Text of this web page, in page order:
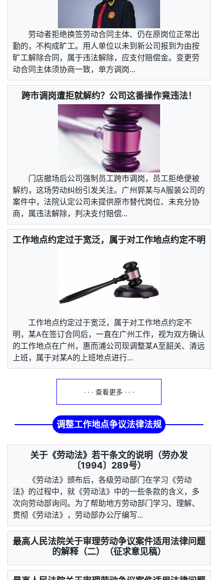
劳动者拒绝换签劳动合同主体、仍在原岗位正常出
勤的，不构成旷工。用人单位以未到新公司报到为由按
旷工解除合同，属于违法解除，应支付赔偿金。变更劳
动合同主体须协商一致，单方调岗...
跨市调岗遭拒就解约？公司这番操作竟违法！
门店撤场后公司强制员工跨市调岗，员工拒绝便被
解约，这场劳动纠纷引发关注。广州郭某与A服装公司的
案件中，法院认定公司未提供原市替代岗位、未充分协
商，属违法解除，判决支付赔偿...
工作地点约定过于宽泛，属于对工作地点约定不明
工作地点约定过于宽泛，属于对工作地点约定不
明，某A在签订合同后，一直在广州工作，视为双方确认
的工作地点在广州，惠而浦公司现调整某A至韶关、清远
上班，属于对某A的上班地点进行...
· · · 查看更多 · · ·
调整工作地点争议法律法规
关于《劳动法》若干条文的说明（劳办发
〔1994〕289号）
《劳动法》颁布后，各级劳动部门在学习《劳动
法》的过程中，就《劳动法》中的一些条款的含义，多
次向劳动部询问。为了帮助地方劳动部门学习、理解、
贯彻《劳动法》，劳动部办公厅编写...
最高人民法院关于审理劳动争议案件适用法律问题
的解释（二）（征求意见稿）